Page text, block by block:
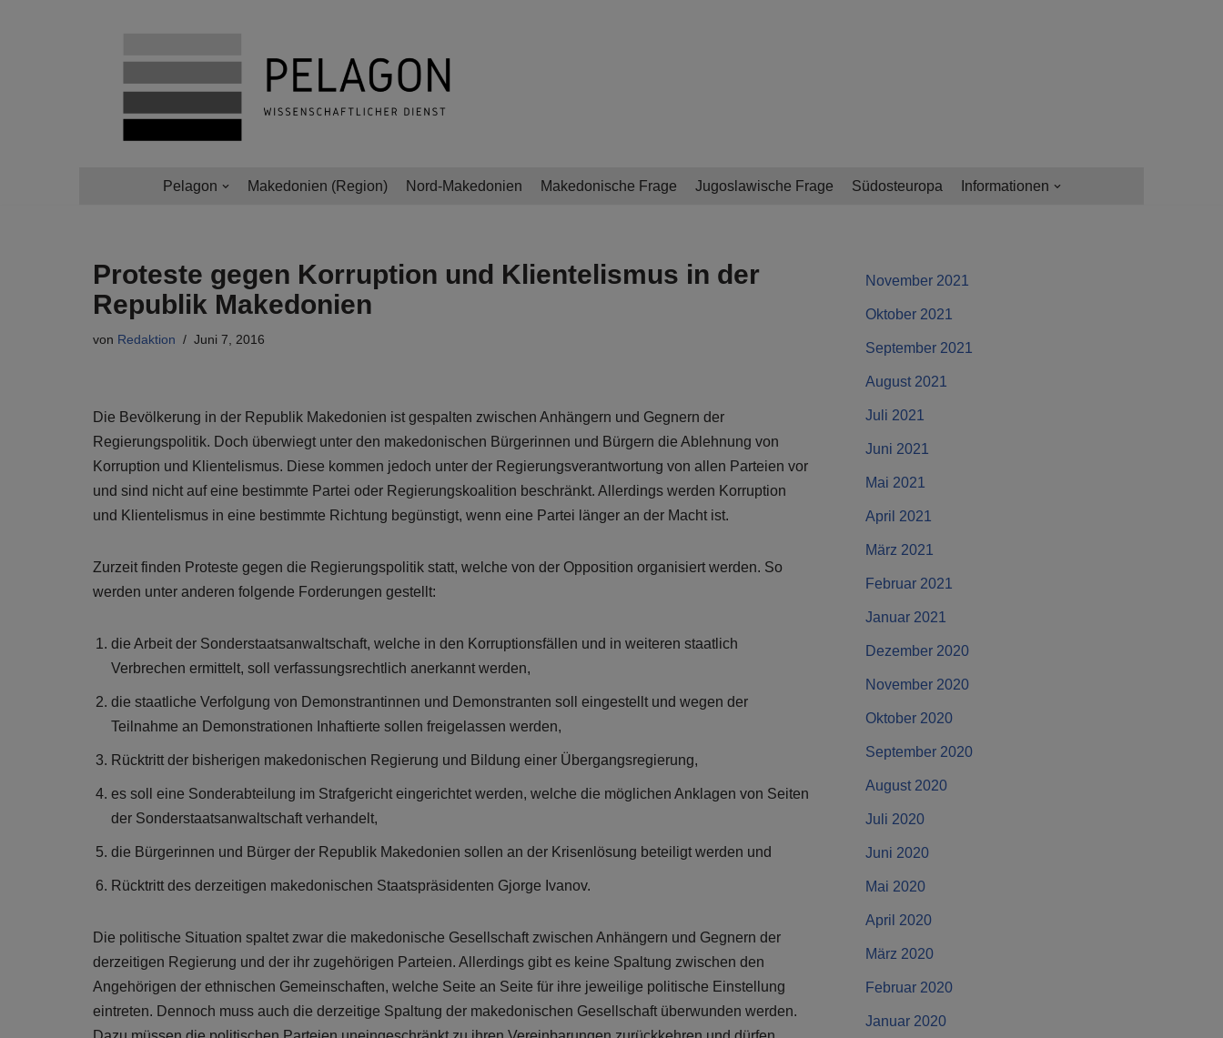
Pelagon Makedonien (Region) Nord-Makedonien Makedonische Frage Jugoslawische Frage Südosteuropa Informationen
Proteste gegen Korruption und Klientelismus in der
Republik Makedonien
von Redaktion Juni 7, 2016
Die Bevölkerung in der Republik Makedonien ist gespalten zwischen Anhängern und Gegnern der
Regierungspolitik. Doch überwiegt unter den makedonischen Bürgerinnen und Bürgern die Ablehnung von
Korruption und Klientelismus. Diese kommen jedoch unter der Regierungsverantwortung von allen Parteien vor
und sind nicht auf eine bestimmte Partei oder Regierungskoalition beschränkt. Allerdings werden Korruption
und Klientelismus in eine bestimmte Richtung begünstigt, wenn eine Partei länger an der Macht ist.
Zurzeit finden Proteste gegen die Regierungspolitik statt, welche von der Opposition organisiert werden. So
werden unter anderen folgende Forderungen gestellt:
die Arbeit der Sonderstaatsanwaltschaft, welche in den Korruptionsfällen und in weiteren staatlich
Verbrechen ermittelt, soll verfassungsrechtlich anerkannt werden,
die staatliche Verfolgung von Demonstrantinnen und Demonstranten soll eingestellt und wegen der
Teilnahme an Demonstrationen Inhaftierte sollen freigelassen werden,
Rücktritt der bisherigen makedonischen Regierung und Bildung einer Übergangsregierung,
es soll eine Sonderabteilung im Strafgericht eingerichtet werden, welche die möglichen Anklagen von Seiten
der Sonderstaatsanwaltschaft verhandelt,
die Bürgerinnen und Bürger der Republik Makedonien sollen an der Krisenlösung beteiligt werden und
Rücktritt des derzeitigen makedonischen Staatspräsidenten Gjorge Ivanov.
Die politische Situation spaltet zwar die makedonische Gesellschaft zwischen Anhängern und Gegnern der
derzeitigen Regierung und der ihr zugehörigen Parteien. Allerdings gibt es keine Spaltung zwischen den
Angehörigen der ethnischen Gemeinschaften, welche Seite an Seite für ihre jeweilige politische Einstellung
eintreten. Dennoch muss auch die derzeitige Spaltung der makedonischen Gesellschaft überwunden werden.
November 2021
Oktober 2021
September 2021
August 2021
Juli 2021
Juni 2021
Mai 2021
April 2021
März 2021
Februar 2021
Januar 2021
Dezember 2020
November 2020
Oktober 2020
September 2020
August 2020
Juli 2020
Juni 2020
Mai 2020
April 2020
März 2020
Februar 2020
Januar 2020